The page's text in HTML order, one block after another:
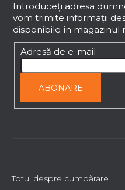
Introduceţi adresa
vom trimite informaţii
disponibile în magazinul
Adresă de e-mail
ABONARE
Totul despre cumpărare